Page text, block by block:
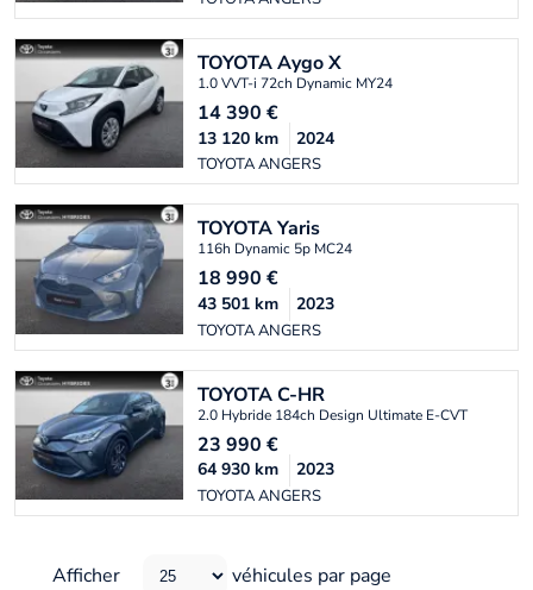
TOYOTAAygo X
1.0 VVT-i 72ch Dynamic MY24
14 390 €
TOYOTA ANGERS
13 120 km 2024
TOYOTAYaris
116h Dynamic 5p MC24
18 990 €
TOYOTA ANGERS
43 501 km 2023
TOYOTAC-HR
2.0 Hybride 184ch Design Ultimate E-CVT
23 990 €
TOYOTA ANGERS
64 930 km 2023
Afficher
véhicules par page